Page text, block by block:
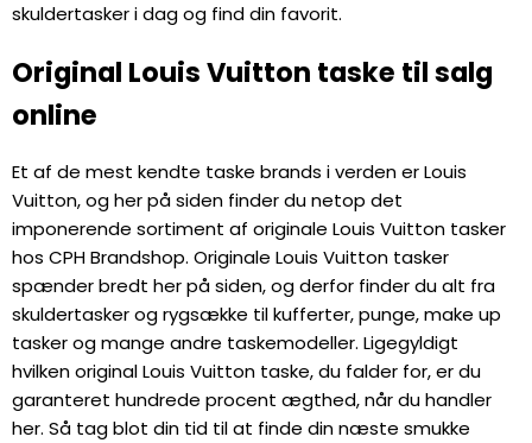
skuldertasker i dag og find din favorit.
Original Louis Vuitton taske til salg
online
Et af de mest kendte taske brands i verden er Louis
Vuitton, og her på siden finder du netop det
imponerende sortiment af originale Louis Vuitton tasker
hos CPH Brandshop. Originale Louis Vuitton tasker
spænder bredt her på siden, og derfor finder du alt fra
skuldertasker og rygsække til kufferter, punge, make up
tasker og mange andre taskemodeller. Ligegyldigt
hvilken original Louis Vuitton taske, du falder for, er du
garanteret hundrede procent ægthed, når du handler
her. Så tag blot din tid til at finde din næste smukke